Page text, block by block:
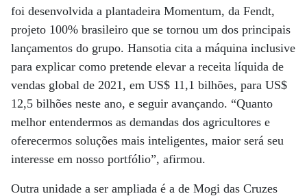
foi desenvolvida a plantadeira Momentum, da Fendt,
projeto 100% brasileiro que se tornou um dos principais
lançamentos do grupo. Hansotia cita a máquina inclusive
para explicar como pretende elevar a receita líquida de
vendas global de 2021, em US$ 11,1 bilhões, para US$
12,5 bilhões neste ano, e seguir avançando. “Quanto
melhor entendermos as demandas dos agricultores e
oferecermos soluções mais inteligentes, maior será seu
interesse em nosso portfólio”, afirmou.
Outra unidade a ser ampliada é a de Mogi das Cruzes